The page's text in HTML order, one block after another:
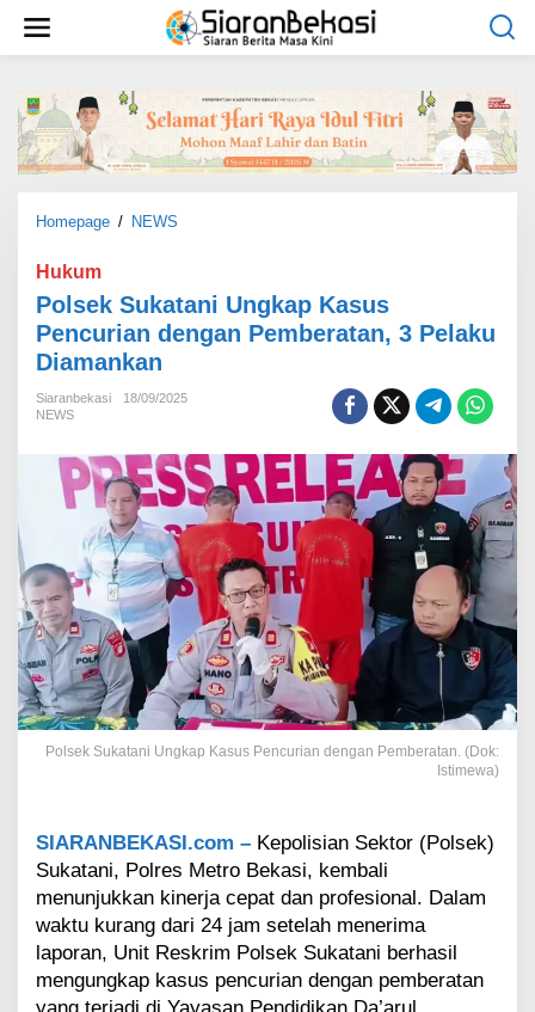
w
Homepage / NEWS
e
k
k
a
n
U
n
g
p
a
s
u
n
u
r
i
a
Hukum
Polsek Sukatani Ungkap Kasus
Pencurian dengan Pemberatan, 3 Pelaku
Diamankan
Siaranbekasi
18/09/2025
NEWS
Polsek Sukatani Ungkap Kasus Pencurian dengan Pemberatan. (Dok:
Istimewa)
SIARANBEKASI.com – Kepolisian Sektor (Polsek)
Sukatani, Polres Metro Bekasi, kembali
menunjukkan kinerja cepat dan profesional. Dalam
waktu kurang dari 24 jam setelah menerima
laporan, Unit Reskrim Polsek Sukatani berhasil
mengungkap kasus pencurian dengan pemberatan